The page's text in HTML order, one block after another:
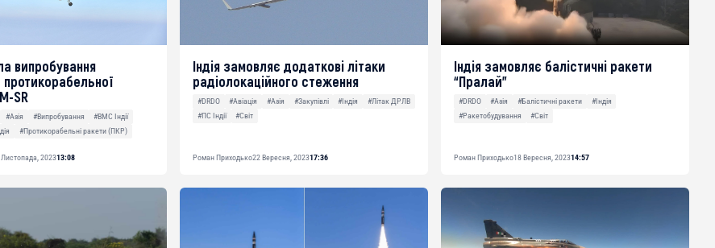
випробування
протикорабельної
SR
#Азія #Випробування
#ВМС Індії
#Протикорабельні ракети (ПКР)
202313:08
Індія замовляє додаткові літаки
радіолокаційного стеження
#DRDO #Авіація #Азія #Закупівлі #Індія
#Літак ДРЛВ
#ПС Індії
#Світ
Роман Приходько22 Вересня, 202317:36
Індія замовляє балістичні ракети
“Пралай”
#DRDO #Азія #Балістичні ракети
#Індія
#Ракетобудування
#Світ
Роман Приходько18 Вересня, 202314:57